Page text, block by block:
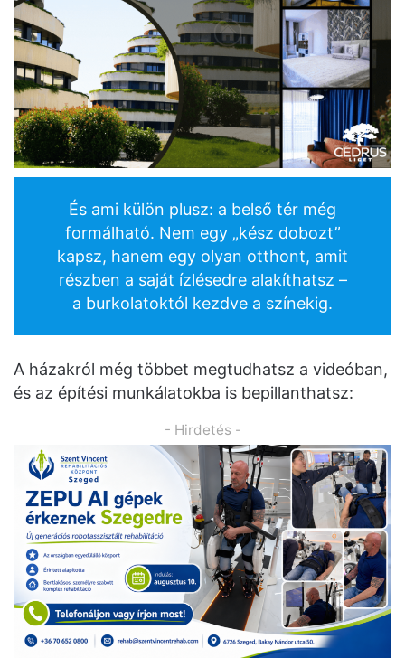
És ami külön plusz: a belső tér még
formálható. Nem egy „kész dobozt”
kapsz, hanem egy olyan otthont, amit
részben a saját ízlésedre alakíthatsz –
a burkolatoktól kezdve a színekig.
A házakról még többet megtudhatsz a videóban,
és az építési munkálatokba is bepillanthatsz:
- Hirdetés -